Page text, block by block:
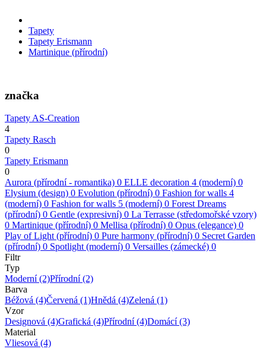
Tapety
Tapety Erismann
Martinique (přírodní)
značka
Tapety AS-Creation
4
Tapety Rasch
0
Tapety Erismann
0
Aurora (přírodní - romantika) 0 ELLE decoration 4 (moderní) 0
Elysium (design) 0 Evolution (přírodní) 0 Fashion for walls 4
(moderní) 0 Fashion for walls 5 (moderní) 0 Forest Dreams
(přírodní) 0 Gentle (expresivní) 0 La Terrasse (středomořské vzory)
0 Martinique (přírodní) 0 Mellisa (přírodní) 0 Opus (elegance) 0
Play of Light (přírodní) 0 Pure harmony (přírodní) 0 Secret Garden
(přírodní) 0 Spotlight (moderní) 0 Versailles (zámecké) 0
Filtr
Typ
Moderní(2)Přírodní(2)
Barva
Béžová (4)Červená (1)Hnědá (4)Zelená (1)
Vzor
Designová (4)Grafická (4)Přírodní(4)Domácí(3)
Material
Vliesová (4)